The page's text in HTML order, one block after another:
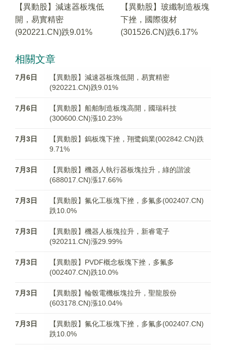
【異動股】減速器板塊低
開，易實精密
(920221.CN)跌9.01%
【異動股】玻纖制造板塊
下挫，國際復材
(301526.CN)跌6.17%
相關文章
7月6日
【異動股】減速器板塊低開，易實精密
(920221.CN)跌9.01%
7月6日
【異動股】船舶制造板塊高開，國瑞科技
(300600.CN)漲10.23%
7月3日
【異動股】鎢板塊下挫，翔鹭鎢業(002842.CN)跌
9.71%
7月3日
【異動股】機器人執行器板塊拉升，綠的諧波
(688017.CN)漲17.66%
7月3日
【異動股】氟化工板塊下挫，多氟多(002407.CN)
跌10.0%
7月3日
【異動股】機器人板塊拉升，新睿電子
(920211.CN)漲29.99%
7月3日
【異動股】PVDF概念板塊下挫，多氟多
(002407.CN)跌10.0%
7月3日
【異動股】輪毂電機板塊拉升，聖龍股份
(603178.CN)漲10.04%
7月3日
【異動股】氟化工板塊下挫，多氟多(002407.CN)
跌10.0%